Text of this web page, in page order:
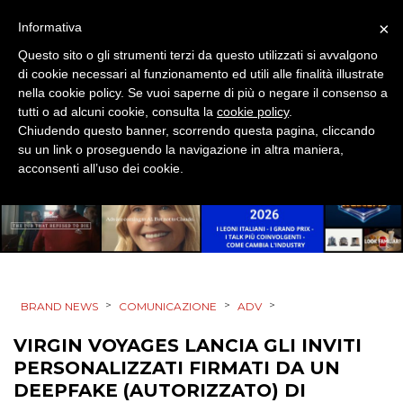
PUNTI VENDITA
CSR
STRATEGIE
CINEMA
EDITORIA
ESTERNA
RADIO / AUDIO
BRAND NEWS > COMUNICAZIONE > ADV >
VIRGIN VOYAGES LANCIA GLI INVITI
PERSONALIZZATI FIRMATI DA UN
DEEPFAKE (AUTORIZZATO) DI
×
Informativa
Questo sito o gli strumenti terzi da questo utilizzati si avvalgono
di cookie necessari al funzionamento ed utili alle finalità illustrate
nella cookie policy. Se vuoi saperne di più o negare il consenso a
tutti o ad alcuni cookie, consulta la cookie policy.
Chiudendo questo banner, scorrendo questa pagina, cliccando
su un link o proseguendo la navigazione in altra maniera,
acconsenti all’uso dei cookie.